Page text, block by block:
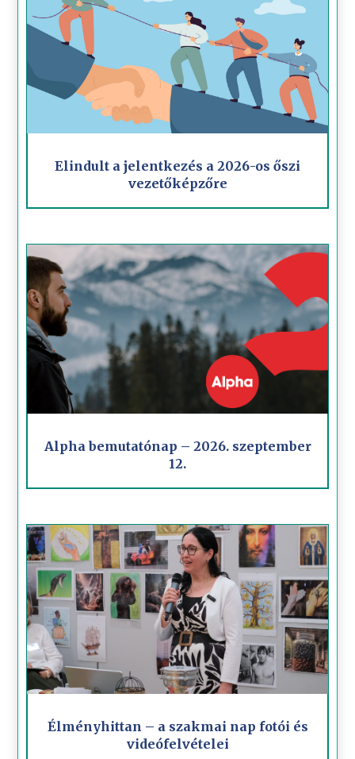
Elindult a jelentkezés a 2026-os őszi
vezetőképzőre
Alpha bemutatónap – 2026. szeptember
12.
Élményhittan – a szakmai nap fotói és
videófelvételei